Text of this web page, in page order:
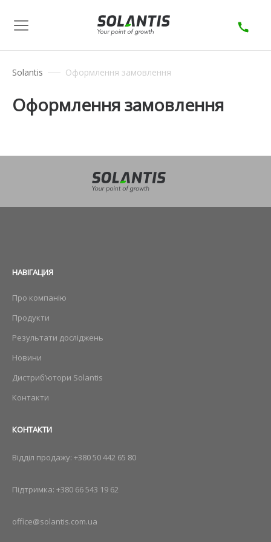
Solantis Оформлення замовлення
Оформлення замовлення
НАВIГАЦИЯ
Про компанію
Продукти
Результати досліджень
Новини
Дистриб’ютори Solantis
Контакти
КОНТАКТИ
Відділ продажу: +380 50 442 65 80
Підтримка: +380 66 543 19 62
office@solantis.com.ua